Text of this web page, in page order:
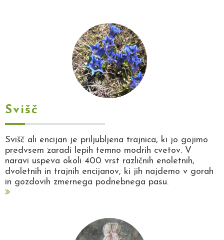
Svišč
Svišč ali encijan je priljubljena trajnica, ki jo gojimo
predvsem zaradi lepih temno modrih cvetov. V
naravi uspeva okoli 400 vrst različnih enoletnih,
dvoletnih in trajnih encijanov, ki jih najdemo v gorah
in gozdovih zmernega podnebnega pasu.